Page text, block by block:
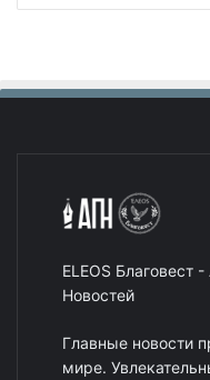
ELEOS Благовест
Новостей
Главные новости
мире.